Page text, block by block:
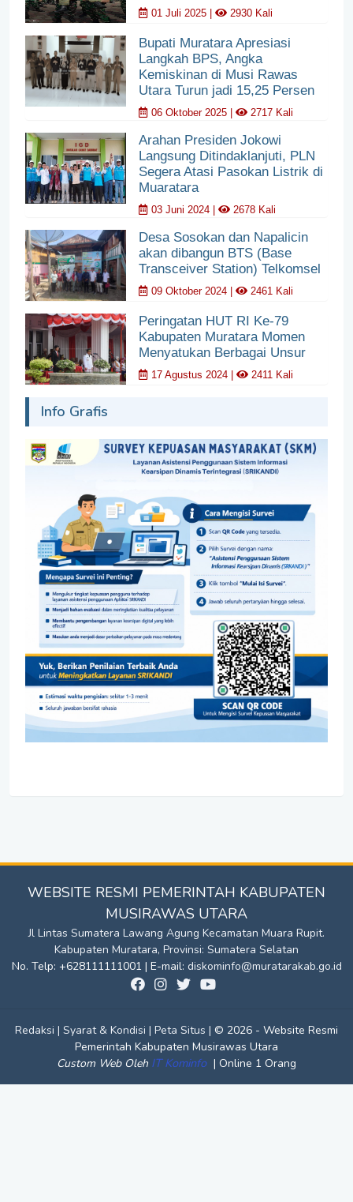
01 Juli 2025 | 2930 Kali
Bupati Muratara Apresiasi
Langkah BPS, Angka
Kemiskinan di Musi Rawas
Utara Turun jadi 15,25 Persen
06 Oktober 2025 | 2717 Kali
Arahan Presiden Jokowi
Langsung Ditindaklanjuti, PLN
Segera Atasi Pasokan Listrik di
Muaratara
03 Juni 2024 | 2678 Kali
Desa Sosokan dan Napalicin
akan dibangun BTS (Base
Transceiver Station) Telkomsel
09 Oktober 2024 | 2461 Kali
Peringatan HUT RI Ke-79
Kabupaten Muratara Momen
Menyatukan Berbagai Unsur
17 Agustus 2024 | 2411 Kali
Info Grafis
WEBSITE RESMI PEMERINTAH KABUPATEN
MUSIRAWAS UTARA
Jl Lintas Sumatera Lawang Agung Kecamatan Muara Rupit.
Kabupaten Muratara, Provinsi: Sumatera Selatan
No. Telp: +628111111001 | E-mail: diskominfo@muratarakab.go.id
Redaksi | Syarat & Kondisi | Peta Situs | © 2026 - Website Resmi
Pemerintah Kabupaten Musirawas Utara
Custom Web Oleh IT Kominfo | Online 1 Orang